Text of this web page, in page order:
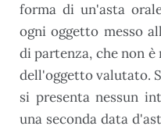
forma di un'asta
ogni oggetto messo
di partenza, che non
dell'oggetto valutato.
si presenta nessun
una seconda data